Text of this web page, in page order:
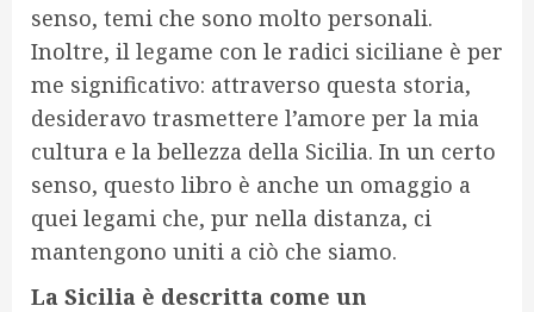
senso, temi che sono molto personali.
Inoltre, il legame con le radici siciliane è per
me significativo: attraverso questa storia,
desideravo trasmettere l’amore per la mia
cultura e la bellezza della Sicilia. In un certo
senso, questo libro è anche un omaggio a
quei legami che, pur nella distanza, ci
mantengono uniti a ciò che siamo.
La Sicilia è descritta come un